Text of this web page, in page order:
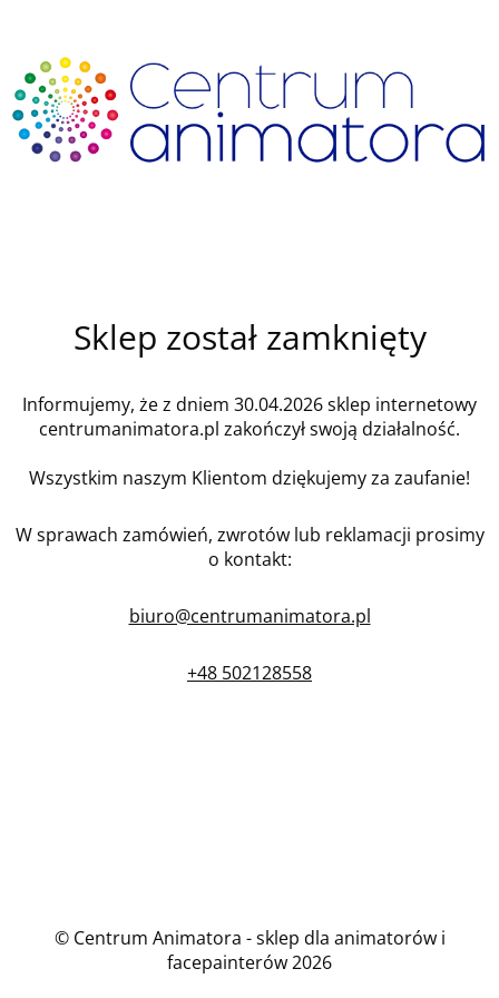
Sklep został zamknięty
Informujemy, że z dniem 30.04.2026 sklep internetowy
centrumanimatora.pl zakończył swoją działalność.
Wszystkim naszym Klientom dziękujemy za zaufanie!
W sprawach zamówień, zwrotów lub reklamacji prosimy
o kontakt:
biuro@centrumanimatora.pl
+48 502128558
© Centrum Animatora - sklep dla animatorów i
facepainterów 2026